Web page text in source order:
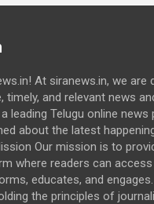
At siranews.in, we are
timely, and relevant news
leading Telugu online news
about the latest
Our mission is to
where readers can
educates, and
the principles of